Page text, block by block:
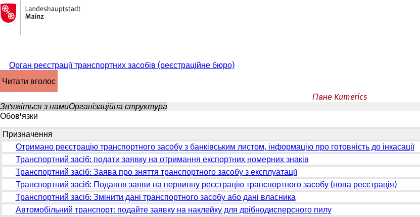
Перейти до змісту
На
головну
сторінку
Орган реєстрації транспортних засобів (реєстраційне бюро)
читати вголос
Пане Kumerics
Зв'яжіться з намиОрганізаційна структура
Обов'язки
Призначення
Отримано реєстрацію транспортного засобу з банківським листом, інформацію про готовність до інкасації
Транспортний засіб: подати заявку на отримання експортних номерних знаків
Транспортний засіб: Заява про зняття транспортного засобу з експлуатації
Транспортний засіб: Подання заяви на первинну реєстрацію транспортного засобу (нова реєстрація)
Транспортний засіб: Змінити дані транспортного засобу або дані власника
Автомобільний транспорт: подайте заявку на наклейку для дрібнодисперсного пилу